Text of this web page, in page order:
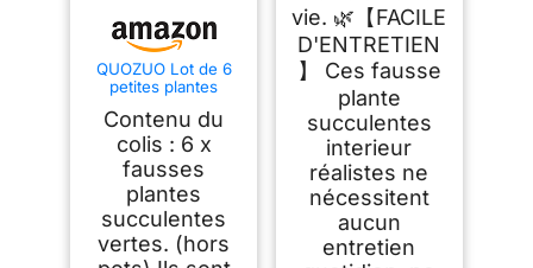
QUOZUO Lot de 6
petites plantes
artificielles vertes
pour décoration de
bureau, salon, jardin
Contenu du
colis : 6 x
fausses
plantes
succulentes
vertes. (hors
vie. 🌿【FACILE
D'ENTRETIEN
】 Ces fausse
plante
succulentes
interieur
réalistes ne
nécessitent
aucun
entretien